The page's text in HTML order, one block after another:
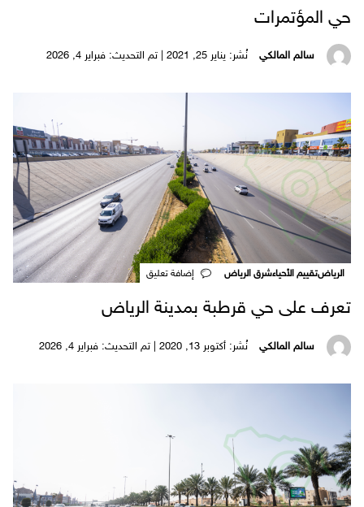
حي المؤتمرات
سالم المالكي نُشر: يناير 25, 2021 | تم التحديث: فبراير 4, 2026
الرياضتقييم الأحياءشرق الرياض
تعرف على حي قرطبة بمدينة الرياض
سالم المالكي نُشر: أكتوبر 13, 2020 | تم التحديث: فبراير 4, 2026